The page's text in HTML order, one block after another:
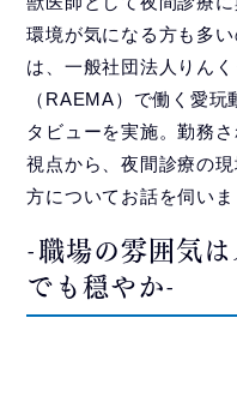
環境が気になる方も多
は、一般社団法人りん
（RAEMA）で働く愛
タビューを実施。勤務
視点から、夜間診療の
方についてお話を伺いま
-職場の雰囲気は
でも穏やか-